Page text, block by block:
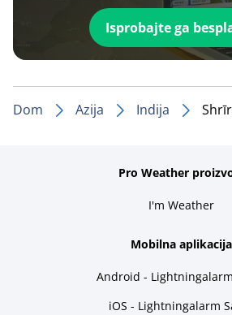
Isprobajte ga
Dom Azija Indija
Pro Weather
I'm Weather
Mobilna aplikacija
Android -
iOS - Lightningalarm